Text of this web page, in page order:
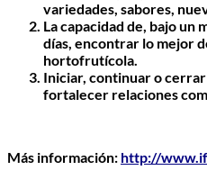
variedades, sabores,
La capacidad de, bajo un
días, encontrar lo mejor
hortofrutícola.
Iniciar, continuar o
fortalecer relaciones
Más información: http://